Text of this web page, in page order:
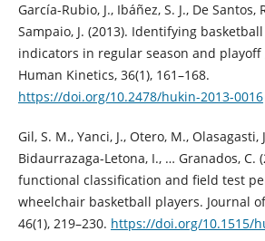
García-Rubio, J., Ibáñez, S. J., De Santos,
Sampaio, J. (2013). Identifying
indicators in regular season and playoff
Human Kinetics, 36(1), 161–168.
https://doi.org/10.2478/hukin-2013-0016
Gil, S. M., Yanci, J., Otero, M., Olasagasti,
Bidaurrazaga-Letona, I., … Granados, C.
functional classification and field test
wheelchair basketball players. Journal
46(1), 219–230. https://doi.org/10.1515/